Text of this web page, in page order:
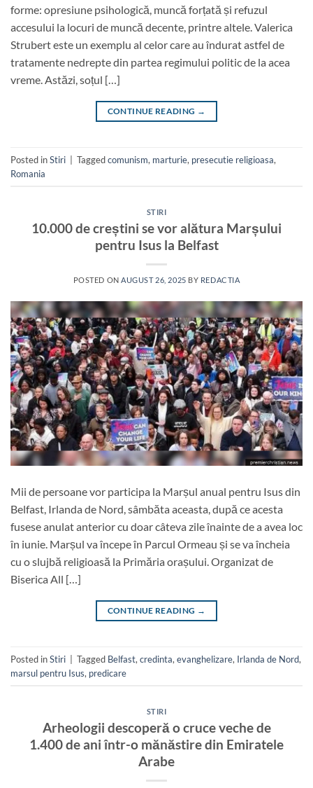
forme: opresiune psihologică, muncă forțată și refuzul
accesului la locuri de muncă decente, printre altele. Valerica
Strubert este un exemplu al celor care au îndurat astfel de
tratamente nedrepte din partea regimului politic de la acea
vreme. Astăzi, soțul […]
CONTINUE READING →
Posted inStiri Taggedcomunism, marturie, presecutie religioasa,
Romania
STIRI
10.000 de creștini se vor alătura Marșului
pentru Isus la Belfast
POSTED ONAUGUST 26, 2025 BY REDACTIA
Mii de persoane vor participa la Marșul anual pentru Isus din
Belfast, Irlanda de Nord, sâmbăta aceasta, după ce acesta
fusese anulat anterior cu doar câteva zile înainte de a avea loc
în iunie. Marșul va începe în Parcul Ormeau și se va încheia
cu o slujbă religioasă la Primăria orașului. Organizat de
Biserica All […]
CONTINUE READING →
Posted inStiri Tagged Belfast, credinta, evanghelizare, Irlanda de Nord,
marsul pentru Isus, predicare
STIRI
Arheologii descoperă o cruce veche de
1.400 de ani într-o mănăstire din Emiratele
Arabe